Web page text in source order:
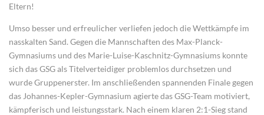
Eltern!
Umso besser und erfreulicher verliefen jedoch die Wettkämpfe im
nasskalten Sand. Gegen die Mannschaften des Max-Planck-
Gymnasiums und des Marie-Luise-Kaschnitz-Gymnasiums konnte
sich das GSG als Titelverteidiger problemlos durchsetzen und
wurde Gruppenerster. Im anschließenden spannenden Finale gegen
das Johannes-Kepler-Gymnasium agierte das GSG-Team motiviert,
kämpferisch und leistungsstark. Nach einem klaren 2:1-Sieg stand